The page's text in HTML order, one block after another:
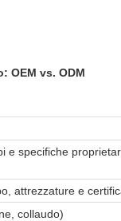
OEM vs. ODM
e specifiche
attrezzature e
collaudo)